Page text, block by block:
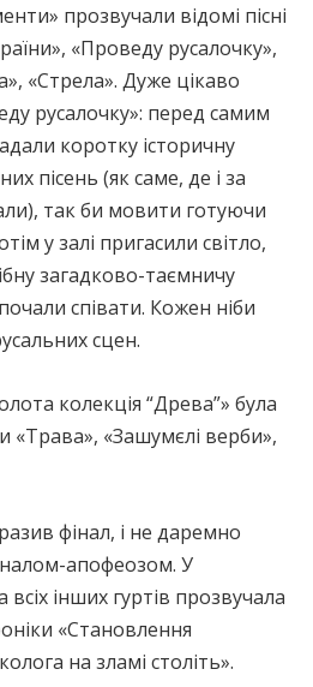
прозвучали відомі пісні
«Проведу русалочку»,
«Стрела». Дуже цікаво
русалочку»: перед самим
коротку історичну
пісень (як саме, де і за
так би мовити готуючи
у залі пригасили світло,
загадково-таємничу
співати. Кожен ніби
сцен.
колекція “Древа”» була
«Трава», «Зашумєлі верби»,
фінал, і не даремно
апофеозом. У
інших гуртів прозвучала
«Становлення
на зламі століть».